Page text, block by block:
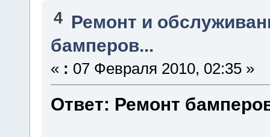
4 Ремонт и
бамперов...
« : 07 Февраля 2010, 02:35 »
Ответ: Ремонт